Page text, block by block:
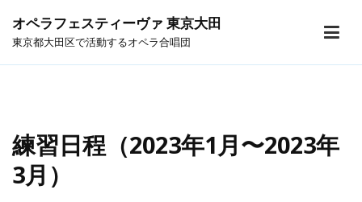
オペラフェスティーヴァ 東京大田
東京都大田区で活動するオペラ合唱団
練習日程（2023年1月〜2023年
3月）